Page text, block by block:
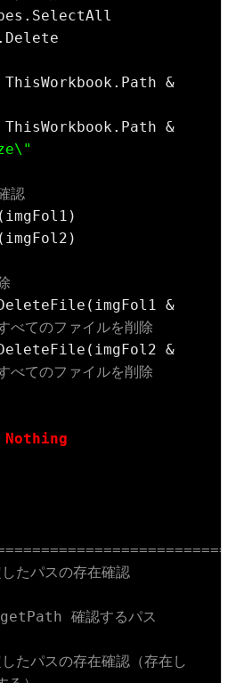
認
べてのファイルを削除
べてのファイルを削除
Nothing
たパスの存在確認
確認するパス
パスの存在確認（存在し